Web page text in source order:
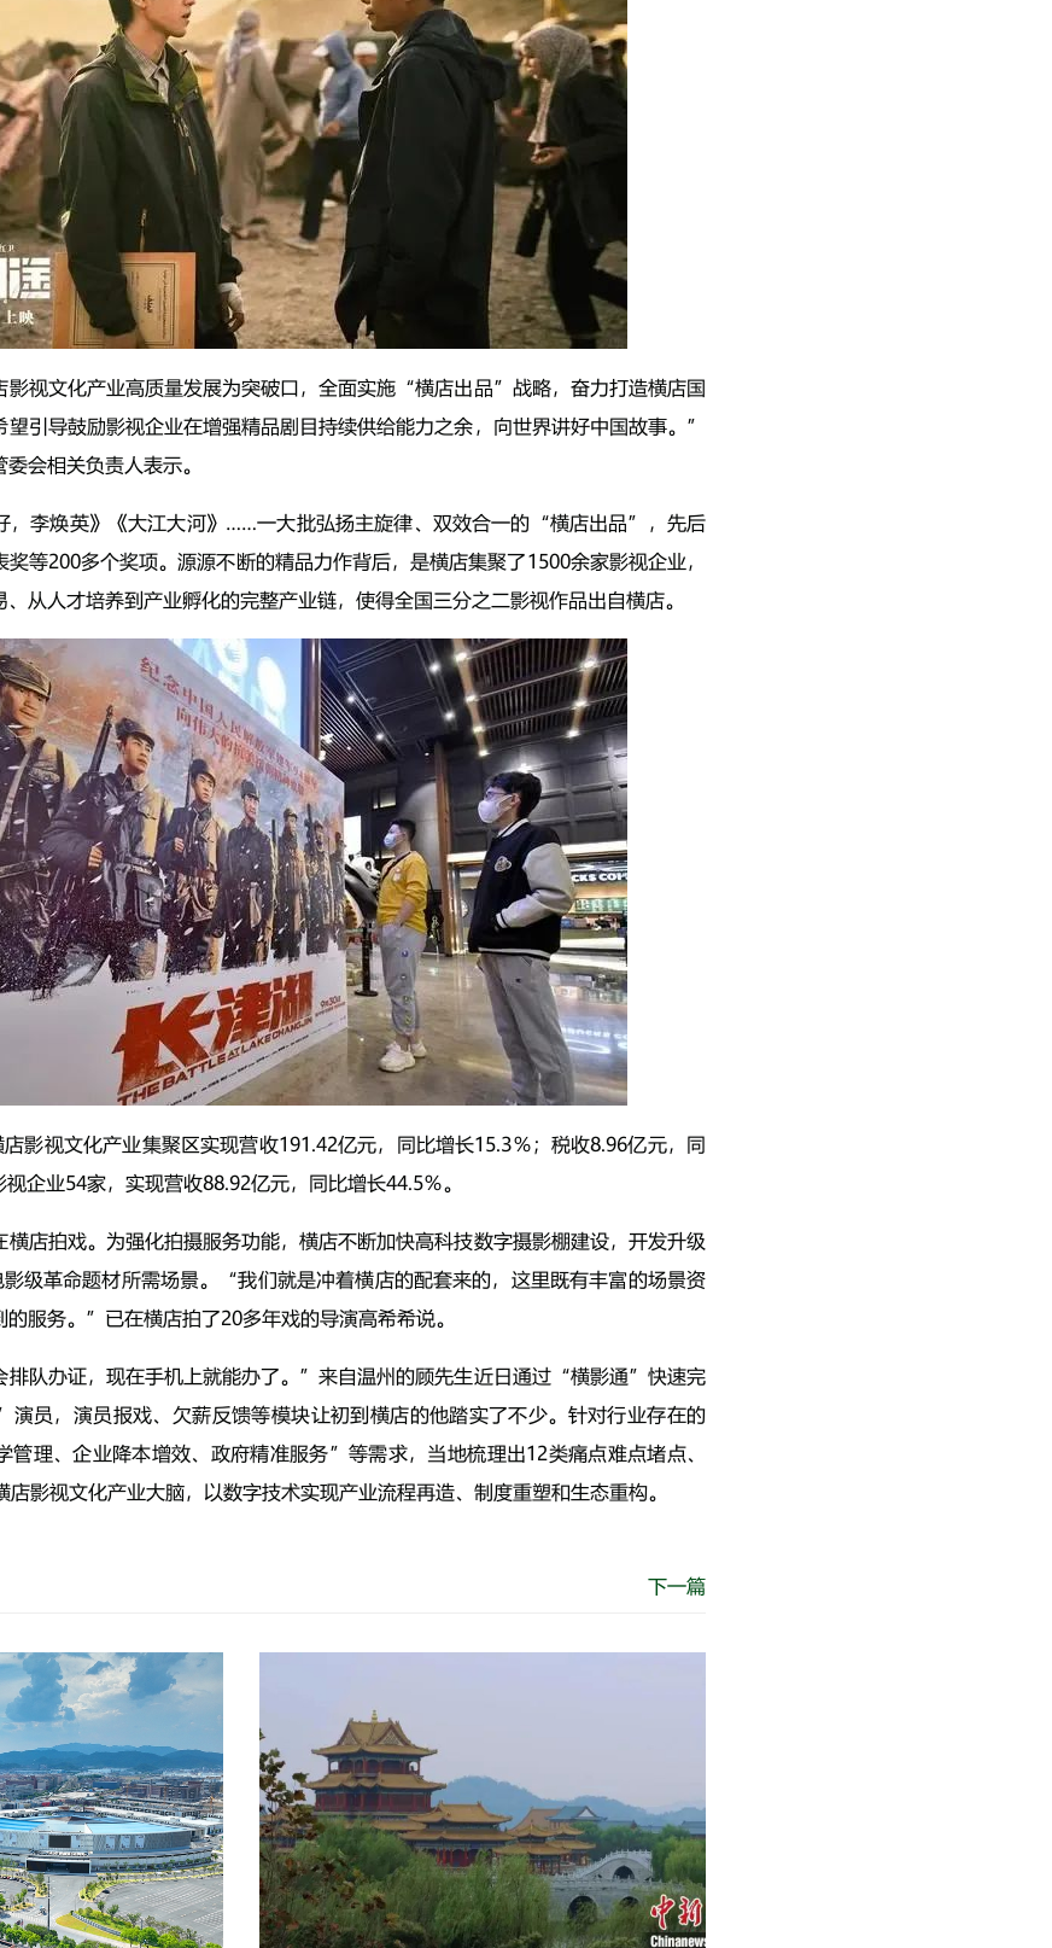
影视文化产业高质量发展为突破口，全面实施“横店出品”战略，奋力打造横店国
引导鼓励影视企业在增强精品剧目持续供给能力之余，向世界讲好中国故事。”
会相关负责人表示。
，李焕英》《大江大河》……一大批弘扬主旋律、双效合一的“横店出品”，先后
等200多个奖项。源源不断的精品力作背后，是横店集聚了1500余家影视企业，
从人才培养到产业孵化的完整产业链，使得全国三分之二影视作品出自横店。
影视文化产业集聚区实现营收191.42亿元，同比增长15.3％；税收8.96亿元，同
企业54家，实现营收88.92亿元，同比增长44.5％。
店拍戏。为强化拍摄服务功能，横店不断加快高科技数字摄影棚建设，开发升级
级革命题材所需场景。“我们就是冲着横店的配套来的，这里既有丰富的场景资
服务。”已在横店拍了20多年戏的导演高希希说。
排队办证，现在手机上就能办了。”来自温州的顾先生近日通过“横影通”快速完
员，演员报戏、欠薪反馈等模块让初到横店的他踏实了不少。针对行业存在的
管理、企业降本增效、政府精准服务”等需求，当地梳理出12类痛点难点堵点、
影视文化产业大脑，以数字技术实现产业流程再造、制度重塑和生态重构。
下一篇